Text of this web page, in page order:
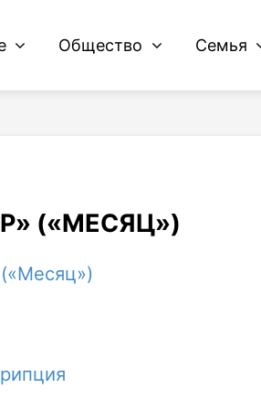
Общество Семья
(«МЕСЯЦ»)